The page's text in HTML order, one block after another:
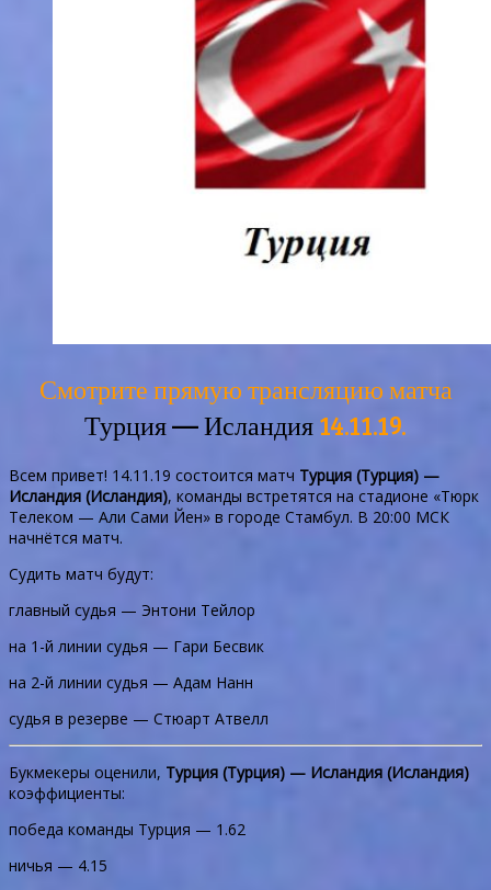
Смотрите прямую трансляцию матча
Турция — Исландия14.11.19.
Всем привет! 14.11.19 состоится матч Турция (Турция) —
Исландия (Исландия), команды встретятся на стадионе «Тюрк
Телеком — Али Сами Йен» в городе Стамбул. В 20:00 МСК
начнётся матч.
Судить матч будут:
главный судья — Энтони Тейлор
на 1-й линии судья — Гари Бесвик
на 2-й линии судья — Адам Нанн
судья в резерве — Стюарт Атвелл
Букмекеры оценили, Турция (Турция) — Исландия (Исландия)
коэффициенты:
победа команды Турция — 1.62
ничья — 4.15